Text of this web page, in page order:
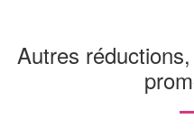
Autres